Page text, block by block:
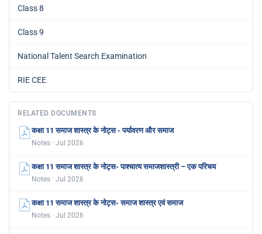
Class 8
Class 9
National Talent Search Examination
RIE CEE
RELATED DOCUMENTS
कक्षा 11 समाज शास्त्र के नोट्स - पर्यावरण और समाज
Notes · Jul 2026
कक्षा 11 समाज शास्त्र के नोट्स- पाश्चात्य समाजशास्त्री – एक परिचय
Notes · Jul 2026
कक्षा 11 समाज शास्त्र के नोट्स- समाज शास्त्र एवं समाज
Notes · Jul 2026